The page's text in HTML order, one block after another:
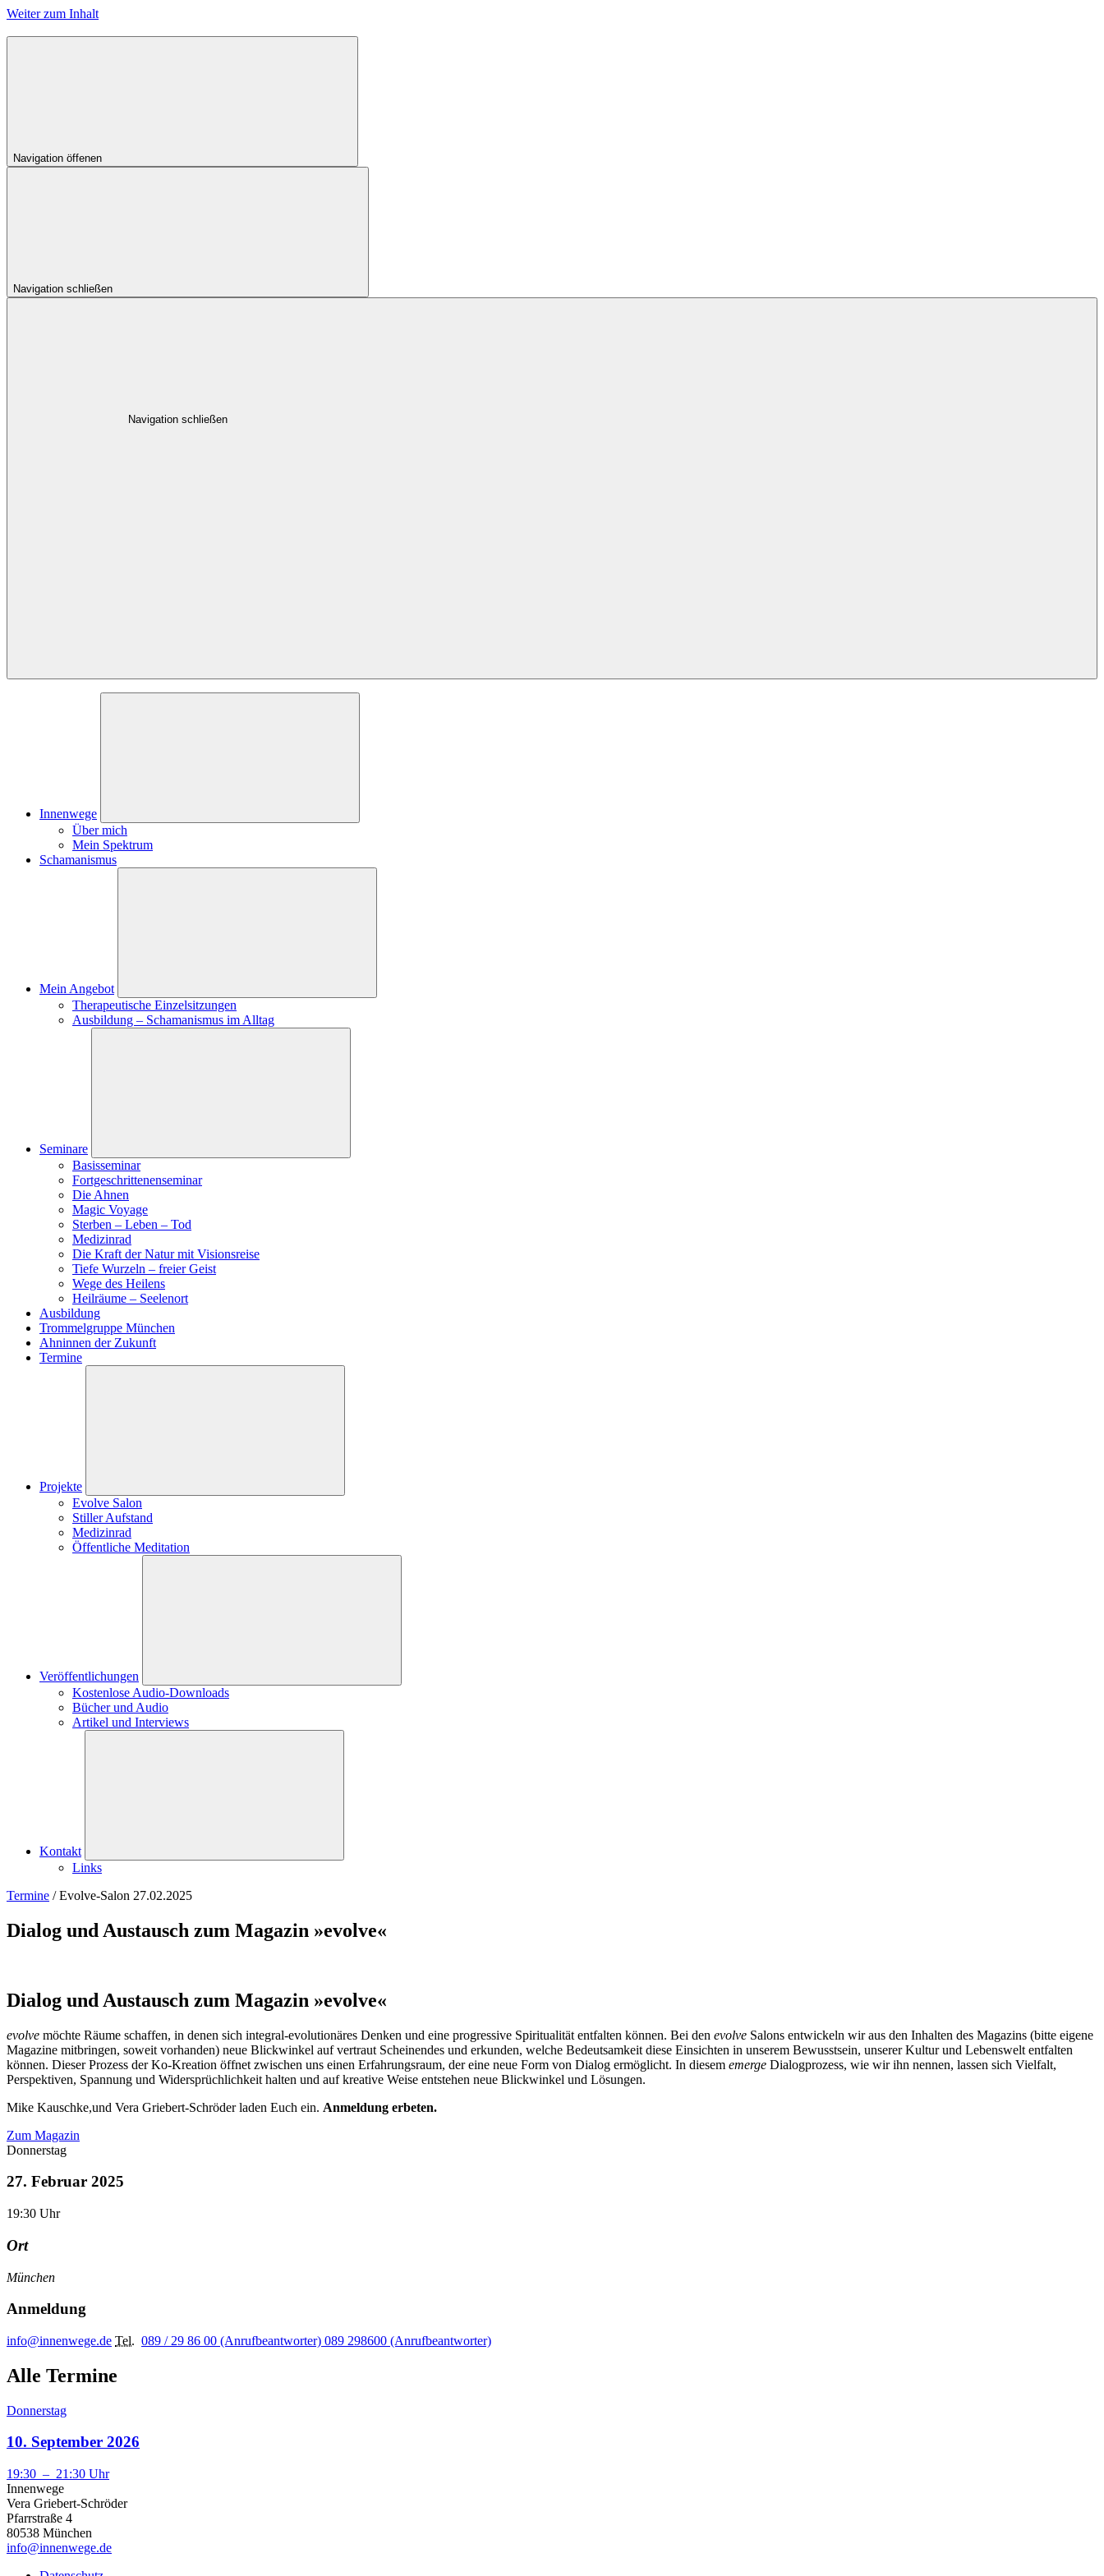
Weiter zum Inhalt
Navigation öffenen
Navigation schließen
Navigation schließen
Innenwege
Über mich
Mein Spektrum
Schamanismus
Mein Angebot
Therapeutische Einzelsitzungen
Ausbildung – Schamanismus im Alltag
Seminare
Basisseminar
Fortgeschrittenenseminar
Die Ahnen
Magic Voyage
Sterben – Leben – Tod
Medizinrad
Die Kraft der Natur mit Visionsreise
Tiefe Wurzeln – freier Geist
Wege des Heilens
Heilräume – Seelenort
Ausbildung
Trommelgruppe München
Ahninnen der Zukunft
Termine
Projekte
Evolve Salon
Stiller Aufstand
Medizinrad
Öffentliche Meditation
Veröffentlichungen
Kostenlose Audio-Downloads
Bücher und Audio
Artikel und Interviews
Kontakt
Links
Termine / Evolve-Salon 27.02.2025
Dialog und Austausch zum Magazin »evolve«
Dialog und Austausch zum Magazin »evolve«
evolve möchte Räume schaffen, in denen sich integral-evolutionäres Denken und eine progressive Spiritualität entfalten können. Bei den evolve Salons entwickeln wir aus den Inhalten des Magazins (bitte eigene
Magazine mitbringen, soweit vorhanden) neue Blickwinkel auf vertraut Scheinendes und erkunden, welche Bedeutsamkeit diese Einsichten in unserem Bewusstsein, unserer Kultur und Lebenswelt entfalten
können. Dieser Prozess der Ko-Kreation öffnet zwischen uns einen Erfahrungsraum, der eine neue Form von Dialog ermöglicht. In diesem emerge Dialogprozess, wie wir ihn nennen, lassen sich Vielfalt,
Perspektiven, Spannung und Widersprüchlichkeit halten und auf kreative Weise entstehen neue Blickwinkel und Lösungen.
Mike Kauschke,und Vera Griebert-Schröder laden Euch ein. Anmeldung erbeten.
Zum Magazin
Donnerstag
27. Februar 2025
19:30 Uhr
Ort
München
Anmeldung
info@innenwege.de Tel. 089 / 29 86 00 (Anrufbeantworter) 089 298600 (Anrufbeantworter)
Alle Termine
Donnerstag
10. September 2026
19:30 – 21:30 Uhr
Innenwege
Vera Griebert-Schröder
Pfarrstraße 4
80538 München
info@innenwege.de